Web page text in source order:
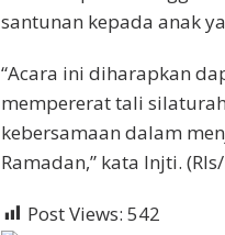
santunan kepada anak
“Acara ini diharapkan
mempererat tali
kebersamaan dalam
Ramadan,” kata Injti.
Post Views: 542